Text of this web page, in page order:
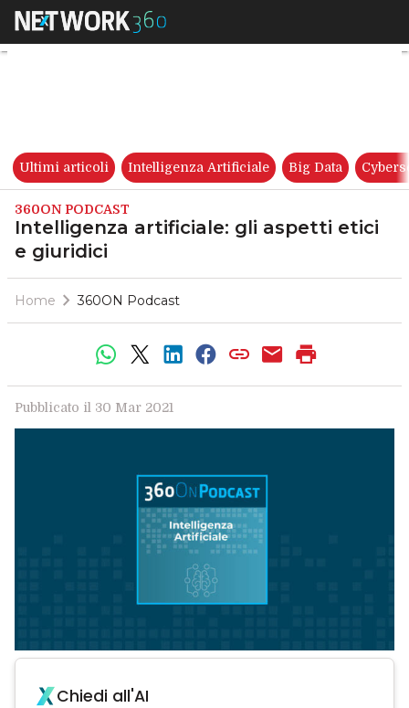
Intelligenza artificiale: gli
Ultimi articoli Intelligenza Artificiale Big Data
360ON PODCAST
Intelligenza artificiale: gli aspetti etici
e giuridici
Home 360ON Podcast
Pubblicato il 30 Mar 2021
Chiedi all'AI